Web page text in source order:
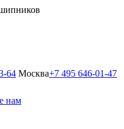
64 Москва+7 495 646-01-47
нам